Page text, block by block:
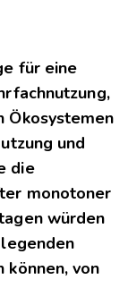
für eine
Ökosystemen
und
die
monotoner
würden
von